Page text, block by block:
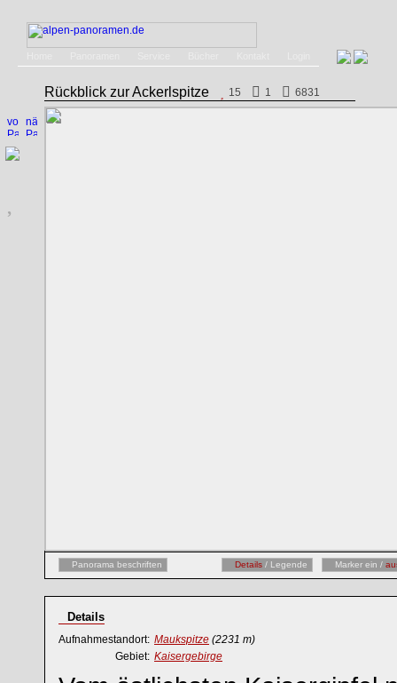
Rückblick zur Ackerlspitze 15 1 6831
Panorama beschriften Details / Legende Marker ein /
Details
Aufnahmestandort: Maukspitze (2231 m)
Gebiet: Kaisergebirge